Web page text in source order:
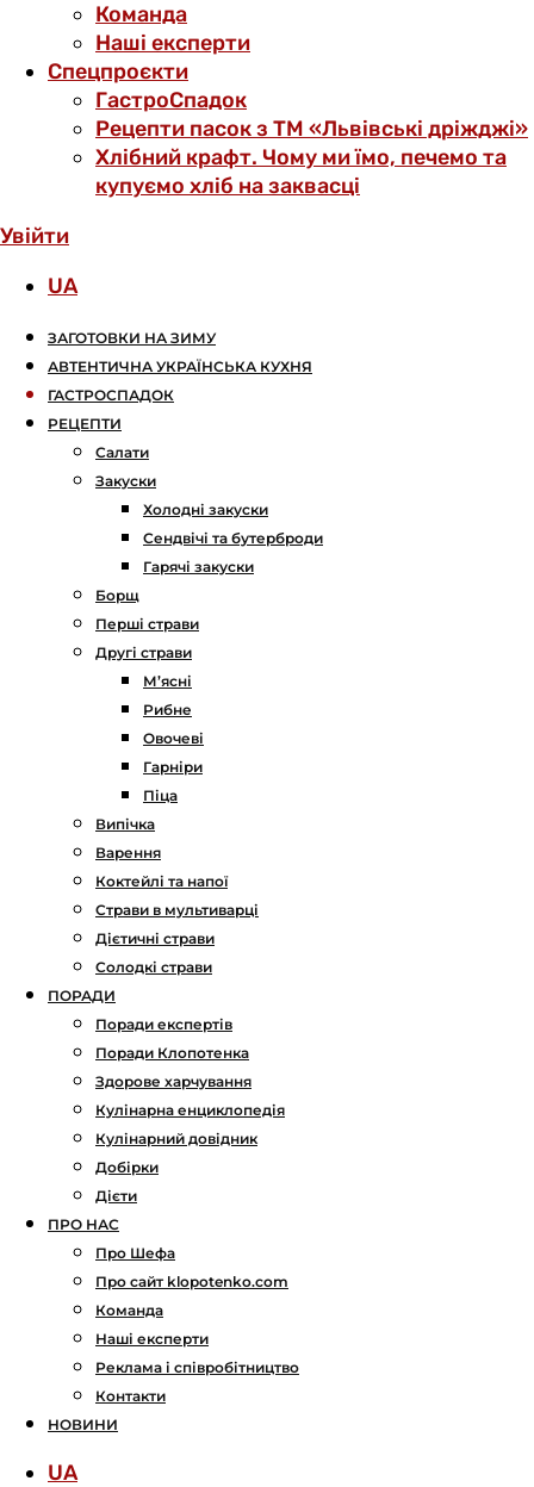
Команда
Наші експерти
Спецпроєкти
ГастроСпадок
Рецепти пасок з ТМ «Львівські дріжджі»
Хлібний крафт. Чому ми їмо, печемо та
купуємо хліб на заквасці
Увійти
UA
ЗАГОТОВКИ НА ЗИМУ
АВТЕНТИЧНА УКРАЇНСЬКА КУХНЯ
ГАСТРОСПАДОК
РЕЦЕПТИ
Салати
Закуски
Холодні закуски
Сендвічі та бутерброди
Гарячі закуски
Борщ
Перші страви
Другі страви
М’ясні
Рибне
Овочеві
Гарніри
Піца
Випічка
Варення
Коктейлі та напої
Страви в мультиварці
Дієтичні страви
Солодкі страви
ПОРАДИ
Поради експертів
Поради Клопотенка
Здорове харчування
Кулінарна енциклопедія
Кулінарний довідник
Добірки
Дієти
ПРО НАС
Про Шефа
Про сайт klopotenko.com
Команда
Наші експерти
Реклама і співробітництво
Контакти
НОВИНИ
UA